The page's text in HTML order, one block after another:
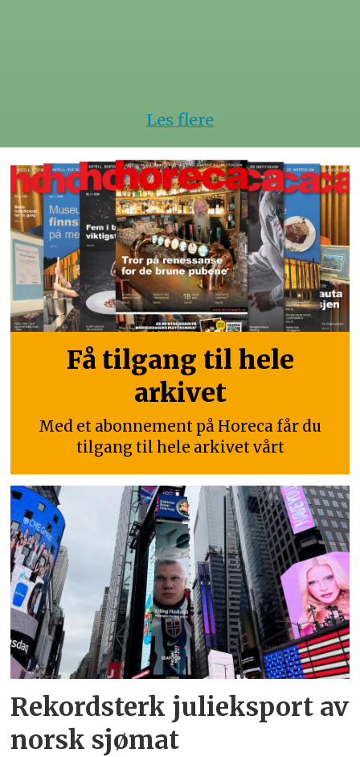
Les flere
Få tilgang til hele
arkivet
Med et abonnement på Horeca får du
tilgang til hele arkivet vårt
Rekordsterk julieksport av
norsk sjømat